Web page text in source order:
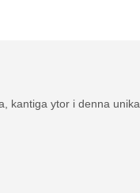
kantiga ytor i denna unika